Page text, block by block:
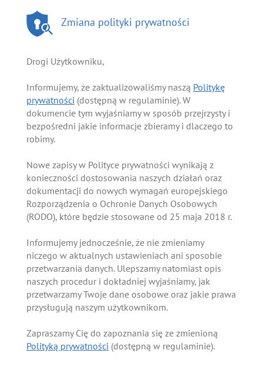
Zmiana polityki prywatności
Drogi Użytkowniku,
Informujemy, że zaktualizowaliśmy naszą Politykę
prywatności (dostępną w regulaminie). W
dokumencie tym wyjaśniamy w sposób przejrzysty i
bezpośredni jakie informacje zbieramy i dlaczego to
robimy.
Nowe zapisy w Polityce prywatności wynikają z
konieczności dostosowania naszych działań oraz
dokumentacji do nowych wymagań europejskiego
Rozporządzenia o Ochronie Danych Osobowych
(RODO), które będzie stosowane od 25 maja 2018 r.
Informujemy jednocześnie, że nie zmieniamy
niczego w aktualnych ustawieniach ani sposobie
przetwarzania danych. Ulepszamy natomiast opis
naszych procedur i dokładniej wyjaśniamy, jak
przetwarzamy Twoje dane osobowe oraz jakie prawa
przysługują naszym użytkownikom.
Zapraszamy Cię do zapoznania się ze zmienioną
Polityką prywatności (dostępną w regulaminie).